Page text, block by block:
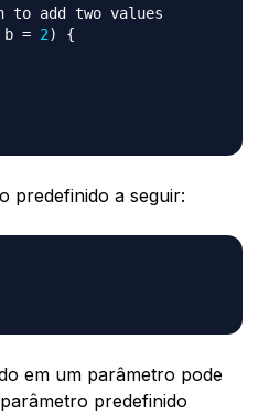
add two values
b = 2)
{
predefinido a seguir:
em um parâmetro pode
predefinido